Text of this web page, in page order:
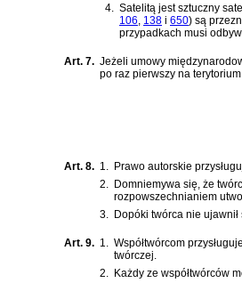
4.
Satelitą jest sztuczny
106 138 i 650) są
przypadkach musi
Art. 7. Jeżeli umowy
po raz pierwszy na
Art. 8. 1.
Prawo autorskie
2.
Domniemywa się, że
rozpowszechnianiem
3.
Dopóki twórca nie
Art. 9. 1.
Współtwórcom
twórczej.
2.
Każdy ze współtwórców